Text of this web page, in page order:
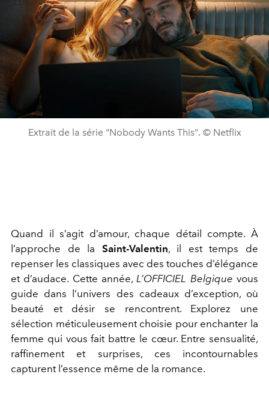
Extrait de la série "Nobody Wants This". © Netflix
Quand il s’agit d’amour, chaque détail compte. À
l’approche de la Saint-Valentin, il est temps de
repenser les classiques avec des touches d’élégance
et d’audace. Cette année,L’OFFICIEL Belgique vous
guide dans l’univers des cadeaux d’exception, où
beauté et désir se rencontrent. Explorez une
sélection méticuleusement choisie pour enchanter la
femme qui vous fait battre le cœur. Entre sensualité,
raffinement et surprises, ces incontournables
capturent l’essence même de la romance.